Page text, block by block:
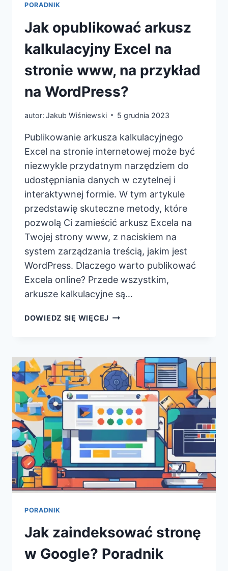
PORADNIK
Jak opublikować arkusz
kalkulacyjny Excel na
stronie www, na przykład
na WordPress?
autor: Jakub Wiśniewski 5 grudnia 2023
Publikowanie arkusza kalkulacyjnego
Excel na stronie internetowej może być
niezwykle przydatnym narzędziem do
udostępniania danych w czytelnej i
interaktywnej formie. W tym artykule
przedstawię skuteczne metody, które
pozwolą Ci zamieścić arkusz Excela na
Twojej strony www, z naciskiem na
system zarządzania treścią, jakim jest
WordPress. Dlaczego warto publikować
Excela online? Przede wszystkim,
arkusze kalkulacyjne są…
DOWIEDZ SIĘ WIĘCEJJAK
EXCEL
NA
STRONIE
WWW,
NA
PRZYKŁAD
NA
WORDPRESS?
PORADNIK
Jak zaindeksować stronę
w Google? Poradnik